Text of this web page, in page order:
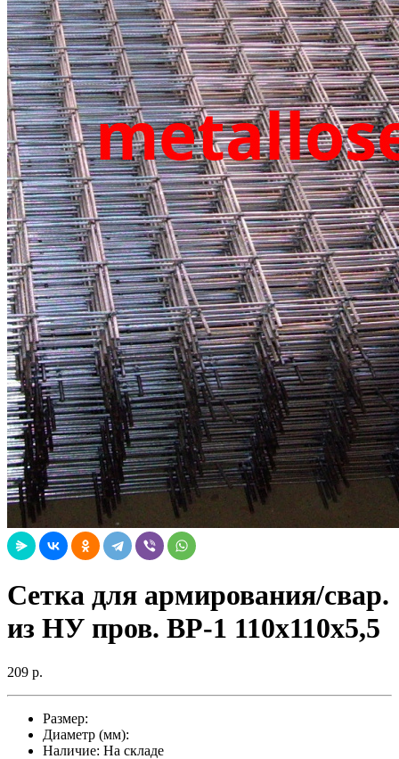
Сетка для армирования/свар.
из НУ пров. ВР-1 110х110х5,5
209 р.
Размер:
Диаметр (мм):
Наличие: На складе